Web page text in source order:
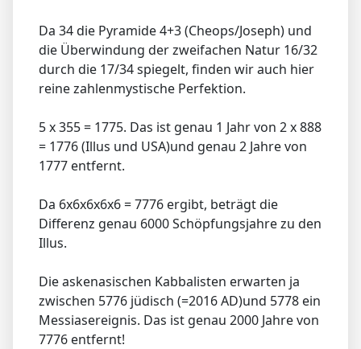
Da 34 die Pyramide 4+3 (Cheops/Joseph) und
die Überwindung der zweifachen Natur 16/32
durch die 17/34 spiegelt, finden wir auch hier
reine zahlenmystische Perfektion.
5 x 355 = 1775. Das ist genau 1 Jahr von 2 x 888
= 1776 (Illus und USA)und genau 2 Jahre von
1777 entfernt.
Da 6x6x6x6x6 = 7776 ergibt, beträgt die
Differenz genau 6000 Schöpfungsjahre zu den
Illus.
Die askenasischen Kabbalisten erwarten ja
zwischen 5776 jüdisch (=2016 AD)und 5778 ein
Messiasereignis. Das ist genau 2000 Jahre von
7776 entfernt!